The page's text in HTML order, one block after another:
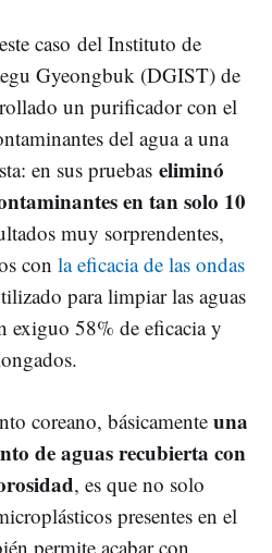
caso del Instituto de
Gyeongbuk (DGIST) de
un purificador con el
del agua a una
en sus pruebas eliminó
en tan solo 10
muy sorprendentes,
con la eficacia de las ondas
para limpiar las aguas
exiguo 58% de eficacia y
coreano, básicamente una
de aguas recubierta con
, es que no solo
presentes en el
permite acabar con